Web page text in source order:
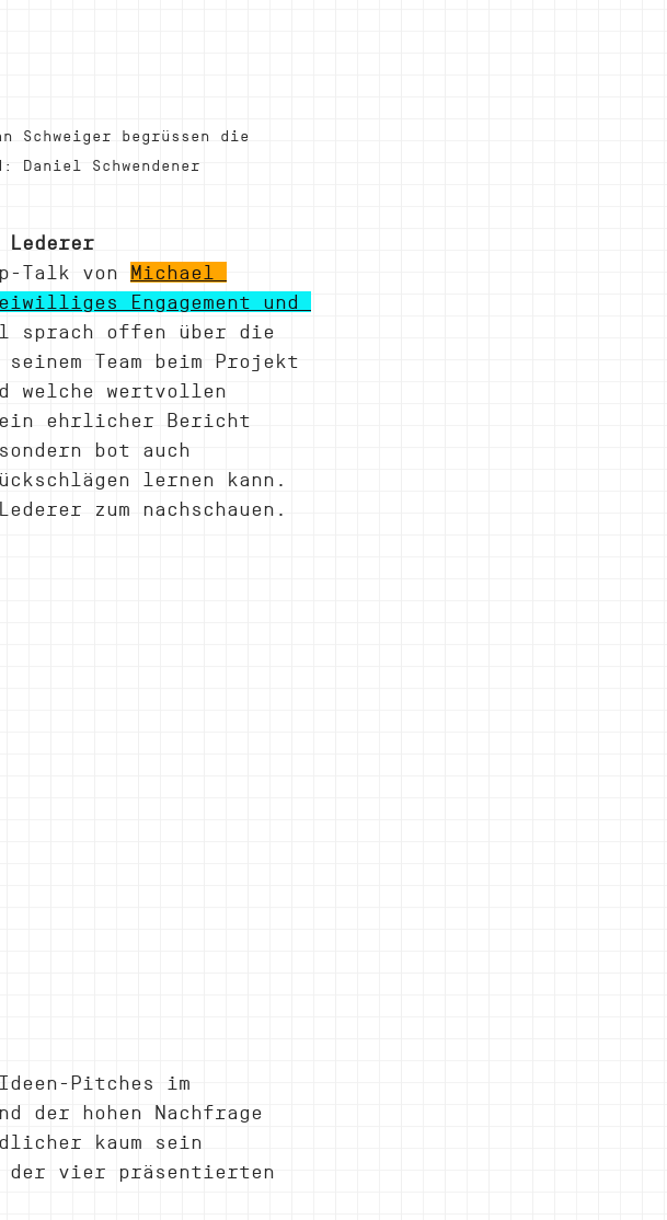
Schweiger begrüssen die
Daniel Schwendener
Talk von
Michael
Engagement und
sprach offen über die
Team beim Projekt
welche wertvollen
ehrlicher Bericht
bot auch
lernen kann.
zum nachschauen.
Pitches im
der hohen Nachfrage
kaum sein
der vier präsentierten